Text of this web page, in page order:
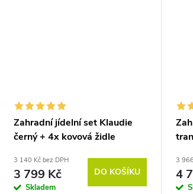
Zahradní jídelní set Klaudie
černý + 4x kovová židle
3 140 Kč bez DPH
3 799 Kč
Skladem
DO KOŠÍKU
3
4